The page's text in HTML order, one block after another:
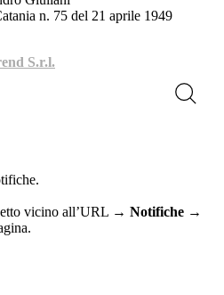
n. 75 del 21 aprile 1949
S.r.l.
vicino all’URL → Notifiche →